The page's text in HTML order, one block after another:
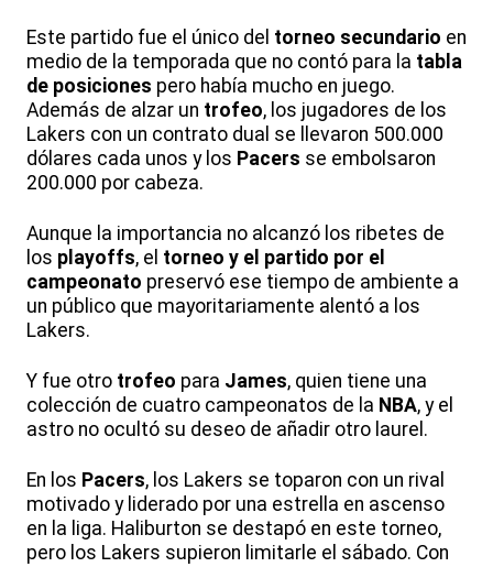
Este partido fue el único del torneo secundario en
medio de la temporada que no contó para la tabla
de posiciones pero había mucho en juego.
Además de alzar un trofeo, los jugadores de los
Lakers con un contrato dual se llevaron 500.000
dólares cada unos y los Pacers se embolsaron
200.000 por cabeza.
Aunque la importancia no alcanzó los ribetes de
los playoffs, el torneo y el partido por el
campeonato preservó ese tiempo de ambiente a
un público que mayoritariamente alentó a los
Lakers.
Y fue otro trofeo para James, quien tiene una
colección de cuatro campeonatos de la NBA, y el
astro no ocultó su deseo de añadir otro laurel.
En los Pacers, los Lakers se toparon con un rival
motivado y liderado por una estrella en ascenso
en la liga. Haliburton se destapó en este torneo,
pero los Lakers supieron limitarle el sábado. Con